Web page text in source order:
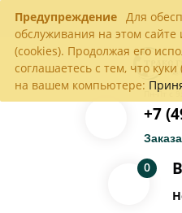
Предупреждение Для
обслуживания на этом сайте
(cookies). Продолжая его
соглашаетесь с тем, что
на вашем компьютере:
Пн-Пт с
+7
0